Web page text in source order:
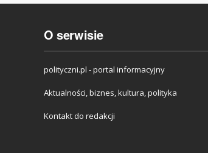
O serwisie
polityczni.pl - portal informacyjny
Aktualności, biznes, kultura, polityka
Kontakt do redakcji